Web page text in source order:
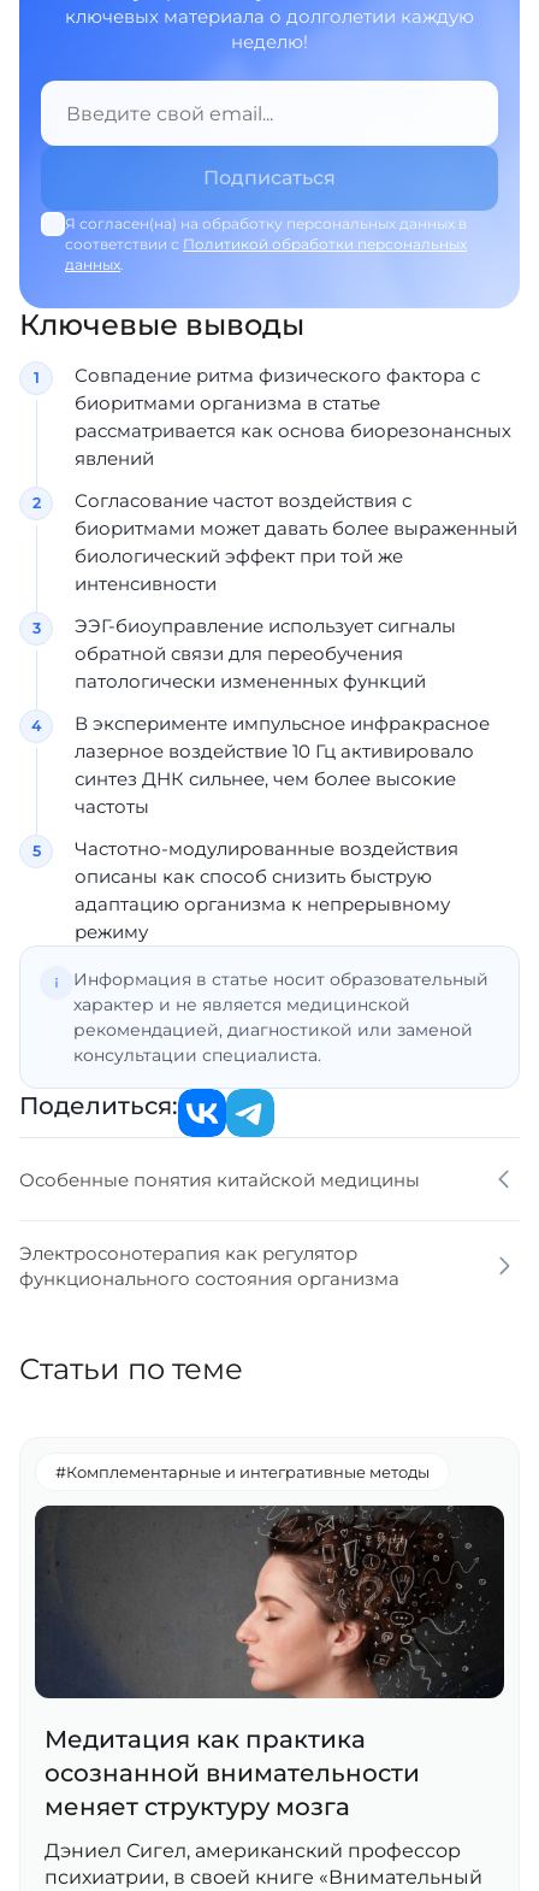
ключевых материала о долголетии каждую
неделю!
Я согласен(на) на обработку персональных данных в
соответствии с Политикой обработки персональных
данных.
Ключевые выводы
Совпадение ритма физического фактора с
биоритмами организма в статье
рассматривается как основа биорезонансных
явлений
Согласование частот воздействия с
биоритмами может давать более выраженный
биологический эффект при той же
интенсивности
ЭЭГ-биоуправление использует сигналы
обратной связи для переобучения
патологически измененных функций
В эксперименте импульсное инфракрасное
лазерное воздействие 10 Гц активировало
синтез ДНК сильнее, чем более высокие
частоты
Частотно-модулированные воздействия
описаны как способ снизить быструю
адаптацию организма к непрерывному
режиму
Информация в статье носит образовательный
характер и не является медицинской
рекомендацией, диагностикой или заменой
консультации специалиста.
Поделиться:
Особенные понятия китайской медицины
Электросонотерапия как регулятор
функционального состояния организма
Статьи по теме
#Комплементарные и интегративные методы
Медитация как практика
осознанной внимательности
меняет структуру мозга
Дэниел Сигел, американский профессор
психиатрии, в своей книге «Внимательный